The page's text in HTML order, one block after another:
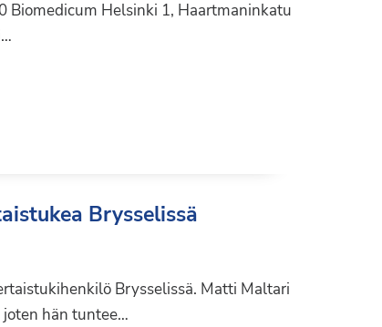
Biomedicum Helsinki 1, Haartmaninkatu
Brysselissä
Brysselissä. Matti Maltari
hän tuntee…